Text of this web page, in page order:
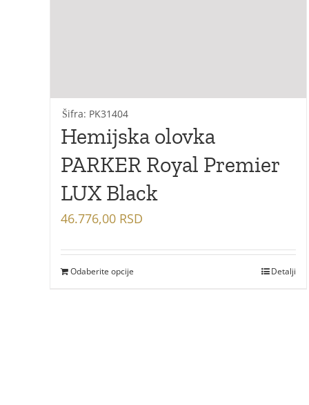
Šifra: PK31404
Hemijska olovka
PARKER Royal Premier
LUX Black
46.776,00 RSD
Odaberite opcije Detalji